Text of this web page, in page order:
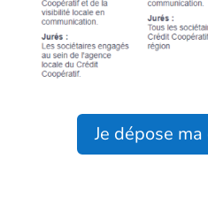
Je dépose